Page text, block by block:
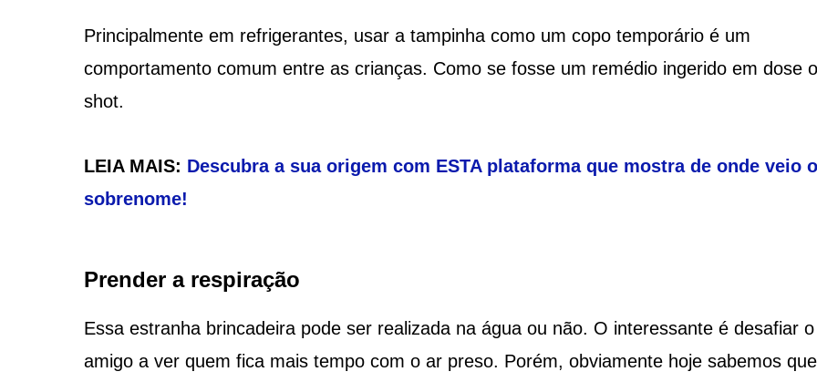
Principalmente em refrigerantes, usar a tampinha como um copo temporário é um
comportamento comum entre as crianças. Como se fosse um remédio ingerido em dose
shot.
LEIA MAIS: Descubra a sua origem com ESTA plataforma que mostra de onde veio
sobrenome!
Prender a respiração
Essa estranha brincadeira pode ser realizada na água ou não. O interessante é desafiar
amigo a ver quem fica mais tempo com o ar preso. Porém, obviamente hoje sabemos